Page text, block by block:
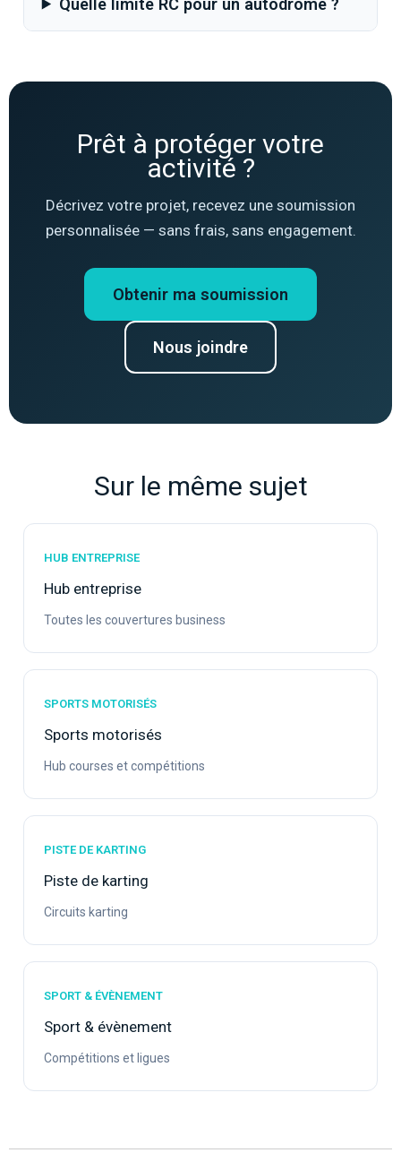
Prêt à protéger votre
activité ?
Décrivez votre projet, recevez une soumission
personnalisée — sans frais, sans engagement.
Obtenir ma soumission
Nous joindre
Sur le même sujet
HUB ENTREPRISE
Hub entreprise
Toutes les couvertures business
SPORTS MOTORISÉS
Sports motorisés
Hub courses et compétitions
PISTE DE KARTING
Piste de karting
Circuits karting
SPORT & ÉVÈNEMENT
Sport & évènement
Compétitions et ligues